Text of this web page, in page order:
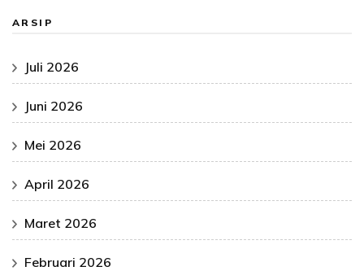
ARSIP
Juli 2026
Juni 2026
Mei 2026
April 2026
Maret 2026
Februari 2026